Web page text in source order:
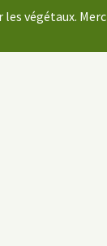
végétaux.